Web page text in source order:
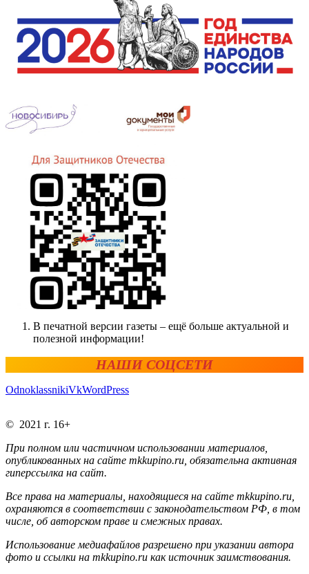
В печатной версии газеты – ещё больше актуальной и
полезной информации!
НАШИ СОЦСЕТИ
OdnoklassnikiVkWordPress
© 2021 г. 16+
При полном или частичном использовании материалов,
опубликованных на сайте mkkupino.ru, обязательна активная
гиперссылка на сайт.
Все права на материалы, находящиеся на сайте mkkupino.ru,
охраняются в соответствии с законодательством РФ, в том
числе, об авторском праве и смежных правах.
Использование медиафайлов разрешено при указании автора
фото и ссылки на mkkupino.ru как источник заимствования.